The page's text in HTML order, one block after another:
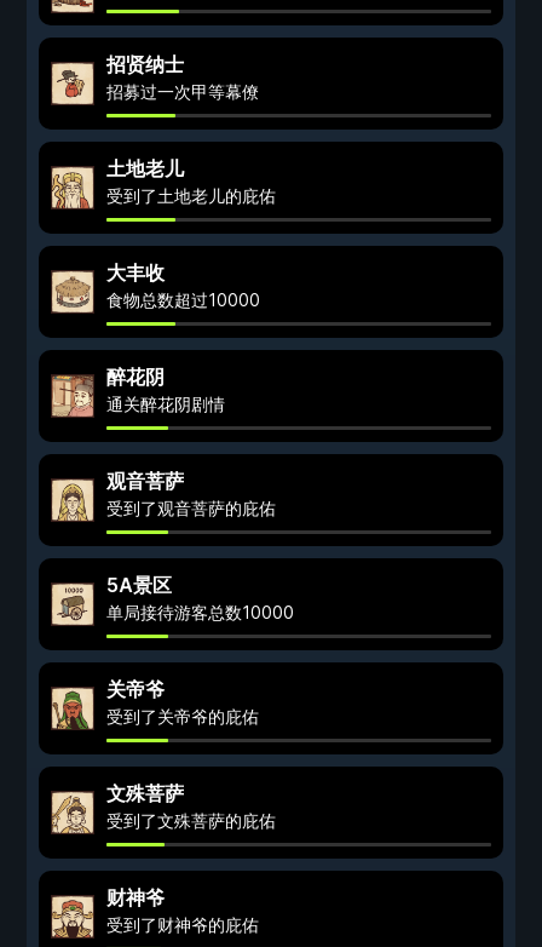
招贤纳士
招募过一次甲等幕僚
土地老儿
受到了土地老儿的庇佑
大丰收
食物总数超过10000
醉花阴
通关醉花阴剧情
观音菩萨
受到了观音菩萨的庇佑
5A景区
单局接待游客总数10000
关帝爷
受到了关帝爷的庇佑
文殊菩萨
受到了文殊菩萨的庇佑
财神爷
受到了财神爷的庇佑